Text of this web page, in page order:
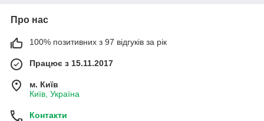
Про нас
100% позитивних з 97 відгуків за рік
Працює з 15.11.2017
м. Київ
Київ, Україна
Контакти